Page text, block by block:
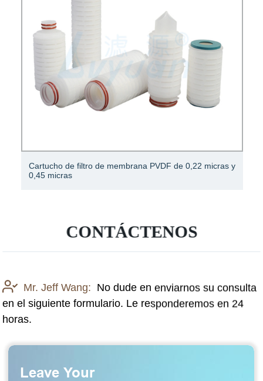
Cartucho de filtro de membrana PVDF de 0,22 micras y
0,45 micras
CONTÁCTENOS
Mr. Jeff Wang: No dude en enviarnos su consulta
en el siguiente formulario. Le responderemos en 24
horas.